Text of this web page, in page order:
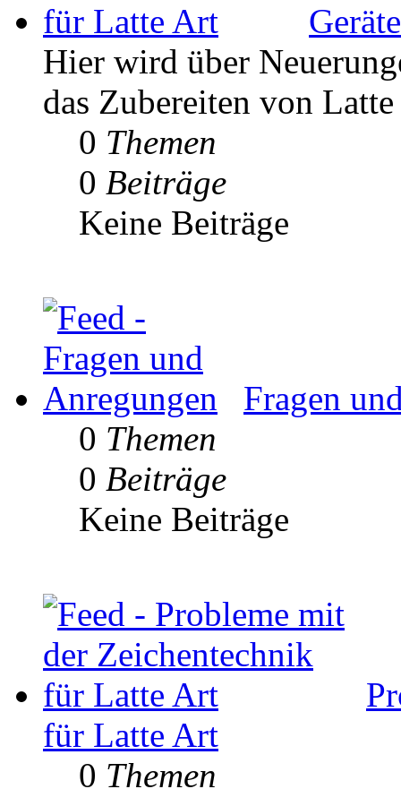
Hier wird über
das Zubereiten von
0 Themen
0 Beiträge
Keine Beiträge
Fragen
0 Themen
0 Beiträge
Keine Beiträge
für Latte Art
0 Themen